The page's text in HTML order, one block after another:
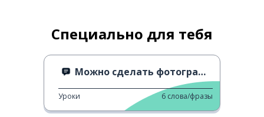
Специально для тебя
Можно сделать фотографию?
Уроки 6 слова/фразы